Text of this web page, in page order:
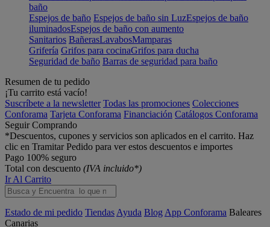
baño
Espejos de baño Espejos de baño sin LuzEspejos de baño
iluminadosEspejos de baño con aumento
Sanitarios BañerasLavabosMamparas
Grifería Grifos para cocinaGrifos para ducha
Seguridad de baño Barras de seguridad para baño
Resumen de tu pedido
¡Tu carrito está vacío!
Suscríbete a la newsletter Todas las promociones Colecciones
Conforama Tarjeta Conforama Financiación Catálogos Conforama
Seguir Comprando
*Descuentos, cupones y servicios son aplicados en el carrito. Haz
clic en Tramitar Pedido para ver estos descuentos e importes
Pago 100% seguro
Total con descuento (IVA incluido*)
Ir Al Carrito
Estado de mi pedido Tiendas Ayuda Blog App Conforama Baleares
Canarias